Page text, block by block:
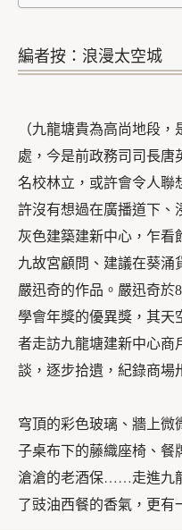
編者按：浪漫太空城
（九龍塘貴為高尚地段
處，今是前政務司司長唐
名校林立，或許會令人聯
許沒有想過在廣播道下、
灰色建築建新中心，乍看
九故宮顧問、建議在葵涌
嚴迅奇的作品。嚴迅奇於
學會年獎的優異獎，其天
者走訪九龍塘建新中心商
談，逐步拾遺，紀錄商場
穹頂的彩色玻璃、牆上微
子桌布下的藤織座椅、餐
滄滄的老酒保……走進九
了豉油西餐的香氣，更有